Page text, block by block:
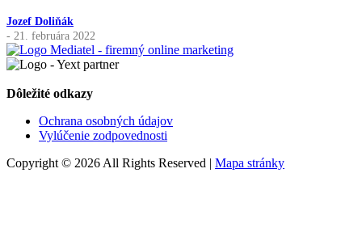
Jozef Doliňák
- 21. februára 2022
Dôležité odkazy
Ochrana osobných údajov
Vylúčenie zodpovednosti
Copyright © 2026 All Rights Reserved | Mapa stránky